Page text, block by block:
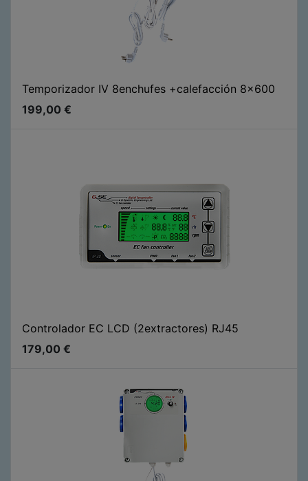
Temporizador IV 8enchufes +calefacción 8x600
199,00 €
Controlador EC LCD (2extractores) RJ45
179,00 €